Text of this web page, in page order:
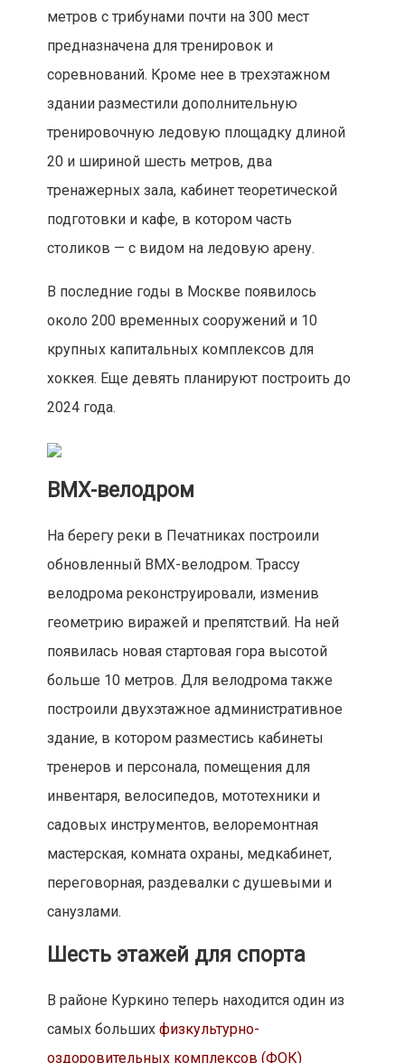
метров с трибунами почти на 300 мест
предназначена для тренировок и
соревнований. Кроме нее в трехэтажном
здании разместили дополнительную
тренировочную ледовую площадку длиной
20 и шириной шесть метров, два
тренажерных зала, кабинет теоретической
подготовки и кафе, в котором часть
столиков — с видом на ледовую арену.
В последние годы в Москве появилось
около 200 временных сооружений и 10
крупных капитальных комплексов для
хоккея. Еще девять планируют построить до
2024 года.
ВМХ-велодром
На берегу реки в Печатниках построили
обновленный ВМХ-велодром. Трассу
велодрома реконструировали, изменив
геометрию виражей и препятствий. На ней
появилась новая стартовая гора высотой
больше 10 метров. Для велодрома также
построили двухэтажное административное
здание, в котором разместись кабинеты
тренеров и персонала, помещения для
инвентаря, велосипедов, мототехники и
садовых инструментов, велоремонтная
мастерская, комната охраны, медкабинет,
переговорная, раздевалки с душевыми и
санузлами.
Шесть этажей для спорта
В районе Куркино теперь находится один из
самых больших физкультурно-
оздоровительных комплексов (ФОК)